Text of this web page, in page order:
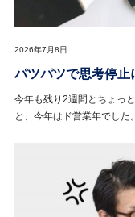
2026年7月8日
パツパツで思考停止
今年も残り2週間とちょっ
と、今年はド営業年でし